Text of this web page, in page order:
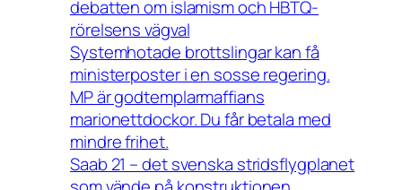
debatten om islamism och HBTQ-
rörelsens vägval
Systemhotade brottslingar kan få
ministerposter i en sosse regering.
MP är godtemplarmaffians
marionettdockor. Du får betala med
mindre frihet.
Saab 21 – det svenska stridsflygplanet